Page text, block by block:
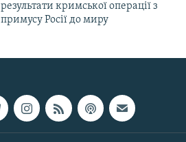
результати кримської операції з
примусу Росії до миру